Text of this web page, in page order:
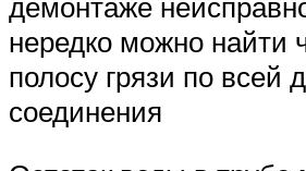
нередко можно найти
полосу грязи по всей
соединения